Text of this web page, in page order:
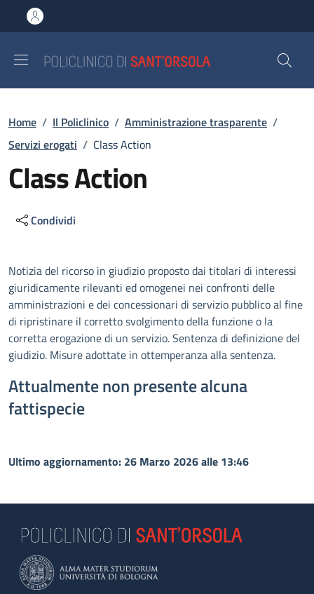
al contenuto principale
to footer content
Briciole di pane
Home / Il Policlinico / Amministrazione trasparente /
Servizi erogati / Class Action
Class Action
Condividi
Descrizione
Notizia del ricorso in giudizio proposto dai titolari di interessi
giuridicamente rilevanti ed omogenei nei confronti delle
amministrazioni e dei concessionari di servizio pubblico al fine
di ripristinare il corretto svolgimento della funzione o la
corretta erogazione di un servizio. Sentenza di definizione del
giudizio. Misure adottate in ottemperanza alla sentenza.
Attualmente non presente alcuna
fattispecie
Ultimo aggiornamento: 26 Marzo 2026 alle 13:46